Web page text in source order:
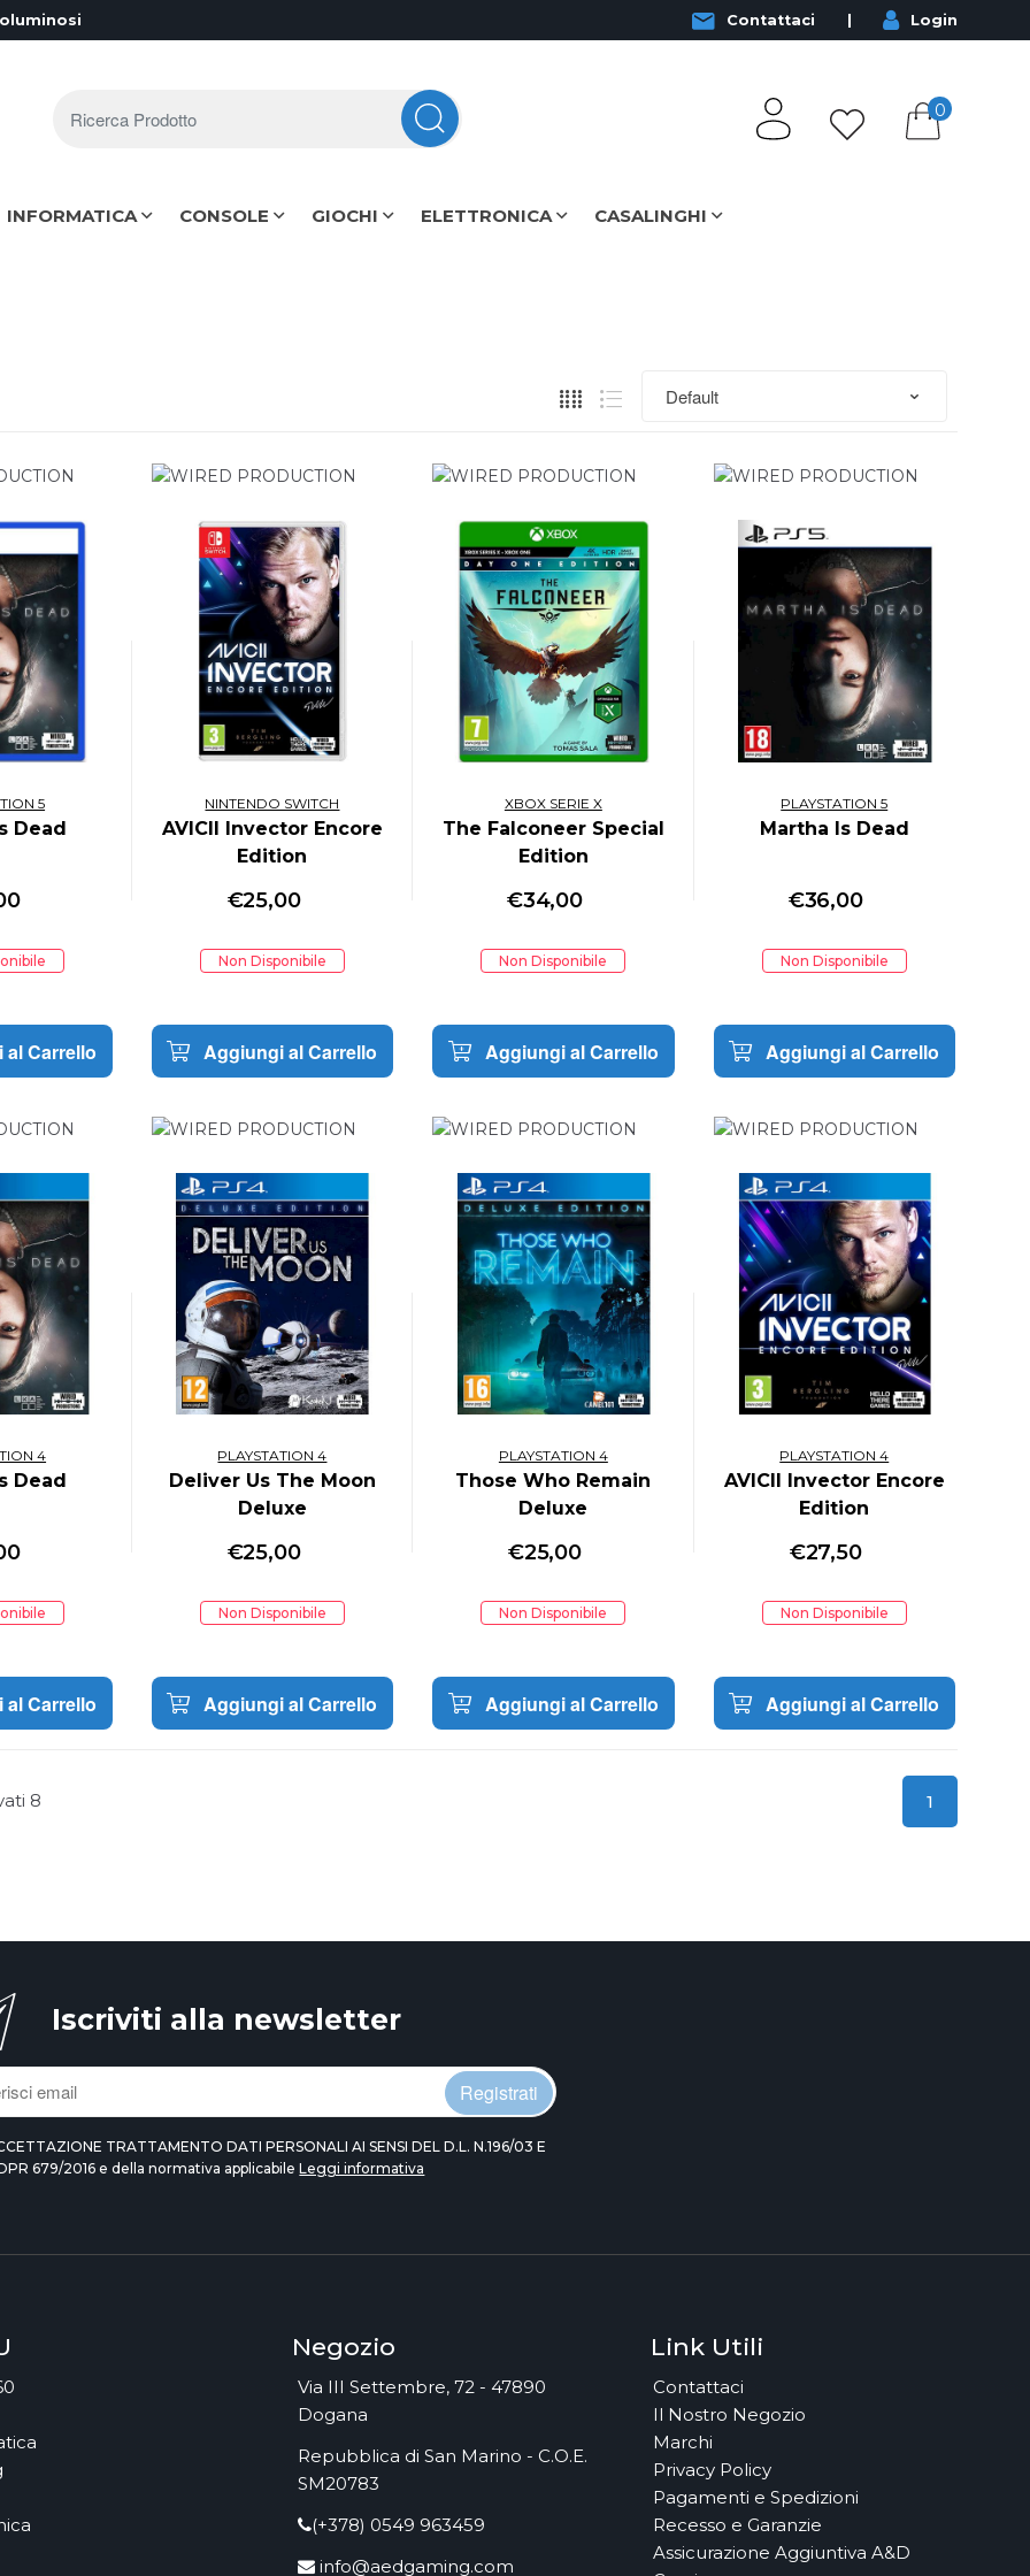
Contattaci Login
0
INFORMATICA CONSOLE GIOCHI ELETTRONICA CASALINGHI
5
Dead
Carrello
NINTENDO SWITCH
AVICII Invector Encore
Edition
€25,00
Non Disponibile
Aggiungi al Carrello
XBOX SERIE X
The Falconeer Special
Edition
€34,00
Non Disponibile
Aggiungi al Carrello
PLAYSTATION 5
Martha Is Dead
€36,00
Non Disponibile
Aggiungi al Carrello
4
Dead
Carrello
PLAYSTATION 4
Deliver Us The Moon
Deluxe
€25,00
Non Disponibile
Aggiungi al Carrello
PLAYSTATION 4
Those Who Remain
Deluxe
€25,00
Non Disponibile
Aggiungi al Carrello
PLAYSTATION 4
AVICII Invector Encore
Edition
€27,50
Non Disponibile
Aggiungi al Carrello
8 1
Iscriviti alla newsletter
Registrati
TRATTAMENTO DATI PERSONALI AI SENSI DEL D.L. N.196/03 E
679/2016 e della normativa applicabileLeggi informativa
Negozio
Via III Settembre, 72 - 47890
Dogana
Repubblica di San Marino - C.O.E.
SM20783
(+378) 0549 963459
info@aedgaming.com
Link Utili
Contattaci
Il Nostro Negozio
Marchi
Privacy Policy
Pagamenti e Spedizioni
Recesso e Garanzie
Assicurazione Aggiuntiva A&D